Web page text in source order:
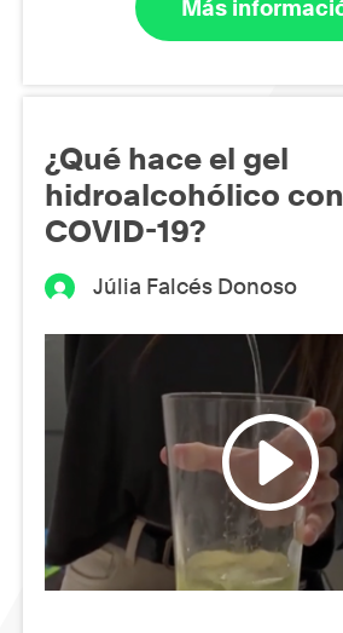
Más
¿Qué hace el gel
hidroalcohólico
COVID-19?
Júlia Falcés Donoso